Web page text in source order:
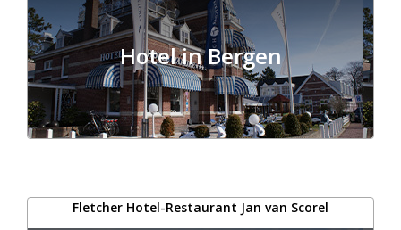
Hotel in Bergen
Fletcher Hotel-Restaurant Jan van Scorel